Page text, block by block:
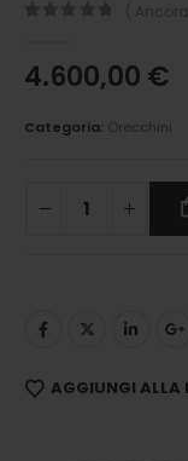
4.600,00 €
Categoria: Orecchini
AGGIUNGI ALLA